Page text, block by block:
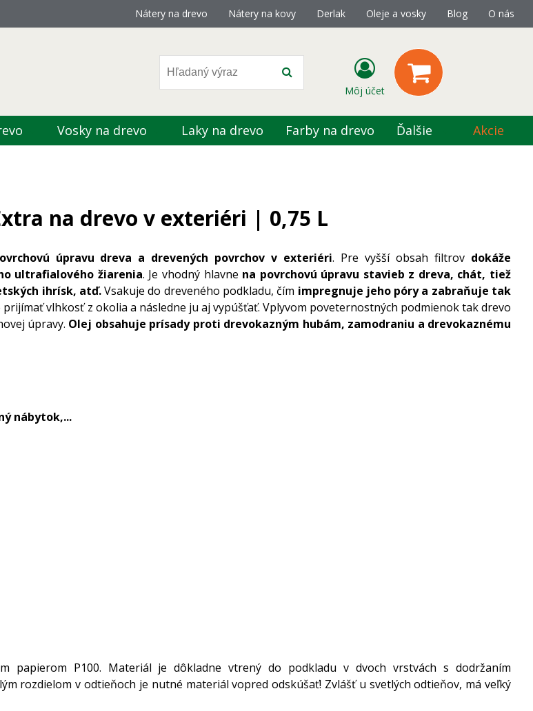
Nátery na drevo Nátery na kovy Derlak Oleje a vosky Blog O nás
Môj účet
Vosky na drevo Laky na drevo Farby na drevo Ďalšie Akcie
na drevo v exteriéri | 0,75 L
úpravu dreva a drevených povrchov v exteriéri. Pre vyšší obsah filtrov dokáže
ultrafialového žiarenia. Je vhodný hlavne na povrchovú úpravu stavieb z dreva, chát, tiež
ihrísk, atď.Vsakuje do dreveného podkladu, čím impregnuje jeho póry a zabraňuje tak
vlhkosť z okolia a následne ju aj vypúšťať. Vplyvom poveternostných podmienok tak drevo
úpravy. Olej obsahuje prísady proti drevokazným hubám, zamodraniu a drevokaznému
nábytok,...
papierom P100. Materiál je dôkladne vtrený do podkladu v dvoch vrstvách s dodržaním
rozdielom v odtieňoch je nutné materiál vopred odskúšať! Zvlášť u svetlých odtieňov, má veľký